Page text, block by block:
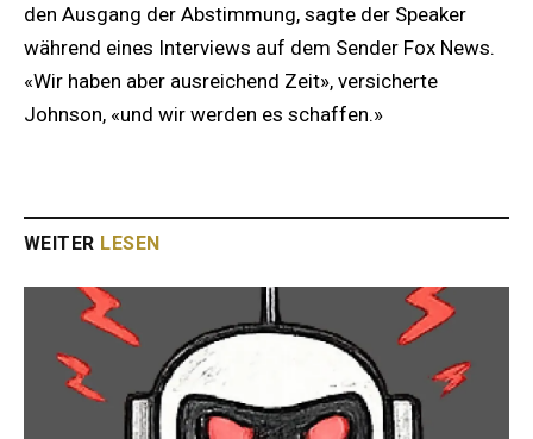
den Ausgang der Abstimmung, sagte der Speaker
während eines Interviews auf dem Sender Fox News.
«Wir haben aber ausreichend Zeit», versicherte
Johnson, «und wir werden es schaffen.»
WEITER LESEN